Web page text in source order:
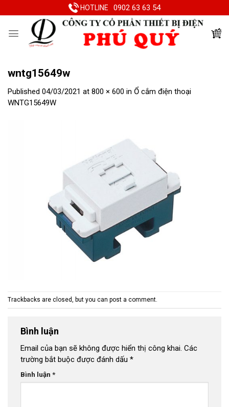
to
HOTLINE 0902 63 63 54
wntg15649w
Published 04/03/2021 at 800 × 600 in Ổ cắm điện thoại
WNTG15649W
Trackbacks are closed, but you can post a comment.
Bình luận
Email của bạn sẽ không được hiển thị công khai. Các
trường bắt buộc được đánh dấu *
Bình luận *